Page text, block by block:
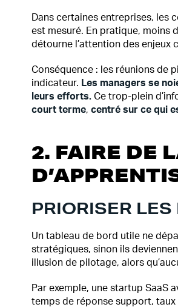
Dans certaines entreprises, les
est mesuré. En pratique, moins
détourne l’attention des enjeux
Conséquence : les réunions de
indicateur. Les managers se
leurs efforts. Ce trop-plein
court terme, centré sur ce qui
2. FAIRE DE
PRIORISER
Un tableau de bord utile ne
stratégiques, sinon ils
illusion de pilotage, alors
Par exemple, une startup SaaS
temps de réponse support,